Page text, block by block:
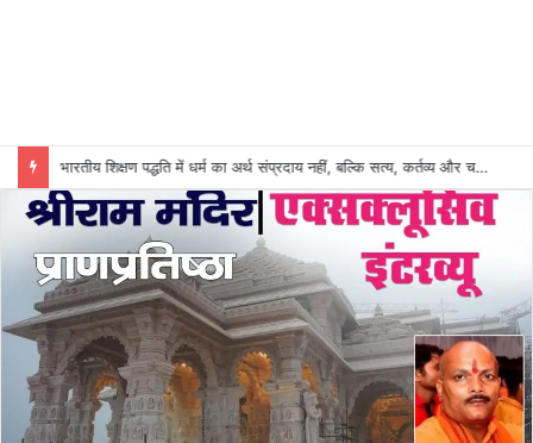
भारतीय शिक्षण पद्धति में धर्म का अर्थ संप्रदाय नहीं, बल्कि सत्य, कर्तव्य और चरित्र निर्माण है: विजय प्रकाश